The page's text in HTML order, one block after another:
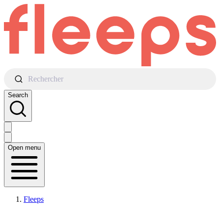
Rechercher
Search
Open menu
Fleeps